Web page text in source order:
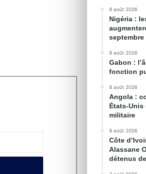
8 août 2026
Nigéria :
septembre
8 août 2026
Gabon :
fonction
8 août 2026
Angola :
États-Unis
militaire
8 août 2026
Côte
Alassane
détenus